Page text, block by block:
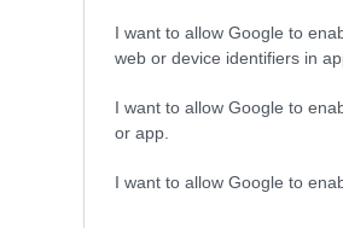
I want to allow Google to
web or device identifiers in
I want to allow Google to
or app.
I want to allow Google to